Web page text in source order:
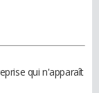
qui n'apparaît